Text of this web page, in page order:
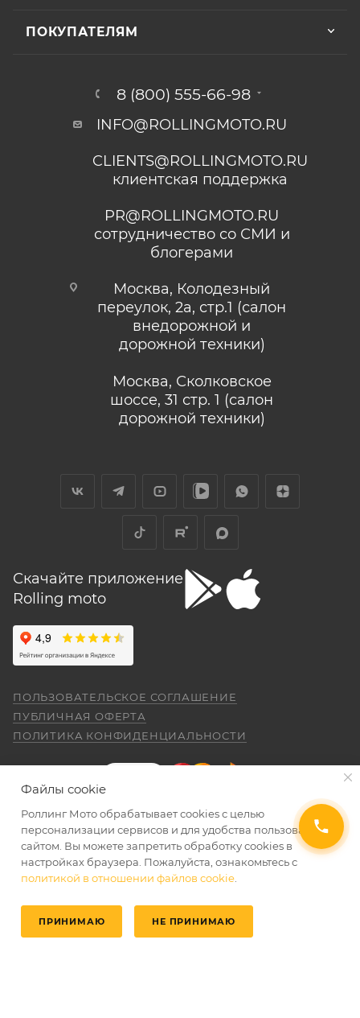
ПОКУПАТЕЛЯМ
8 (800) 555-66-98
INFO@ROLLINGMOTO.RU
CLIENTS@ROLLINGMOTO.RU
клиентская поддержка
PR@ROLLINGMOTO.RU
сотрудничество со СМИ и
блогерами
Москва, Колодезный
переулок, 2а, стр.1 (салон
внедорожной и
дорожной техники)
Москва, Сколковское
шоссе, 31 стр. 1 (салон
дорожной техники)
Скачайте приложение
Rolling moto
ПОЛЬЗОВАТЕЛЬСКОЕ СОГЛАШЕНИЕ
ПУБЛИЧНАЯ ОФЕРТА
ПОЛИТИКА КОНФИДЕНЦИАЛЬНОСТИ
2026 © Интернет-магазин мототехники Роллинг
Мото
Файлы cookie
Роллинг Мото обрабатывает сookies с целью
персонализации сервисов и для удобства пользования
сайтом. Вы можете запретить обработку сookies в
настройках браузера. Пожалуйста, ознакомьтесь с
политикой в отношении файлов cookie
ПРИНИМАЮ НЕ ПРИНИМАЮ